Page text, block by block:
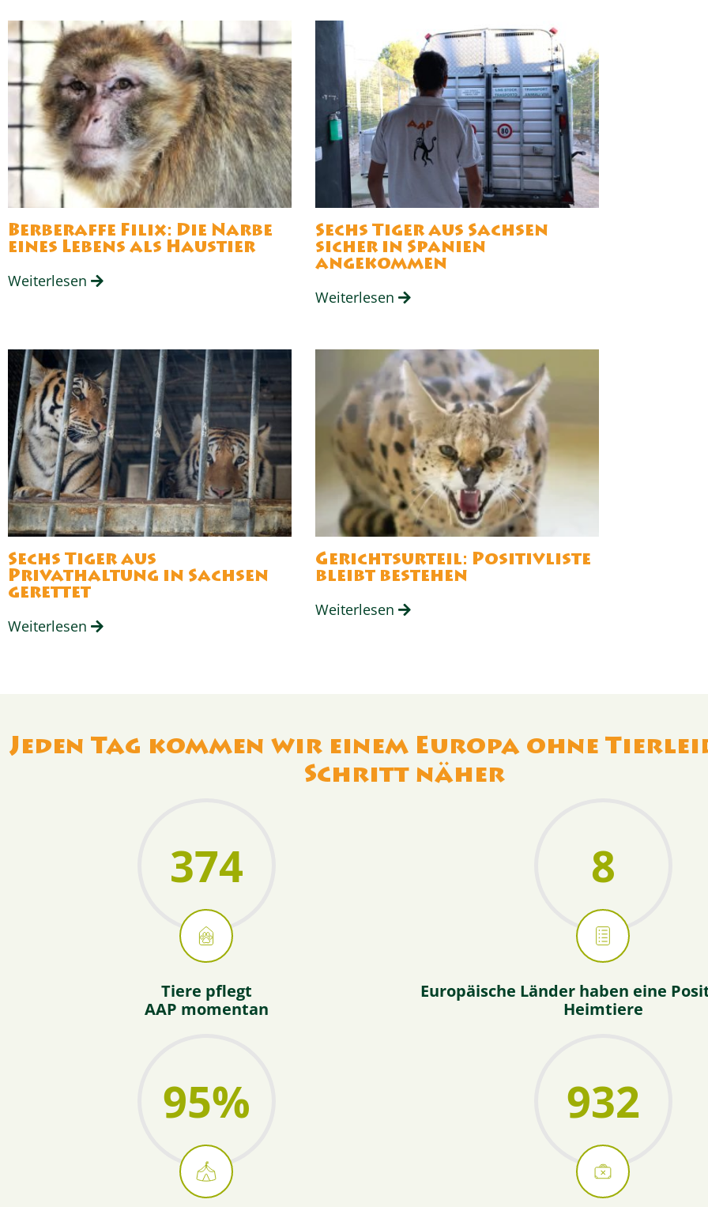
Berberaffe Filix: Die Narbe
eines Lebens als Haustier
Weiterlesen
Sechs Tiger aus Sachsen
sicher in Spanien
angekommen
Weiterlesen
Sechs Tiger aus
Privathaltung in Sachsen
gerettet
Weiterlesen
Gerichtsurteil: Positivliste
bleibt bestehen
Weiterlesen
Jeden Tag kommen wir einem Europa ohne
Schritt näher
374
Tiere pflegt
AAP momentan
8
Europäische Länder haben eine
Heimtiere
95% 932